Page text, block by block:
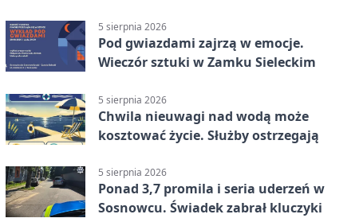
5 sierpnia 2026
Pod gwiazdami zajrzą w emocje.
Wieczór sztuki w Zamku Sieleckim
5 sierpnia 2026
Chwila nieuwagi nad wodą może
kosztować życie. Służby ostrzegają
5 sierpnia 2026
Ponad 3,7 promila i seria uderzeń w
Sosnowcu. Świadek zabrał kluczyki